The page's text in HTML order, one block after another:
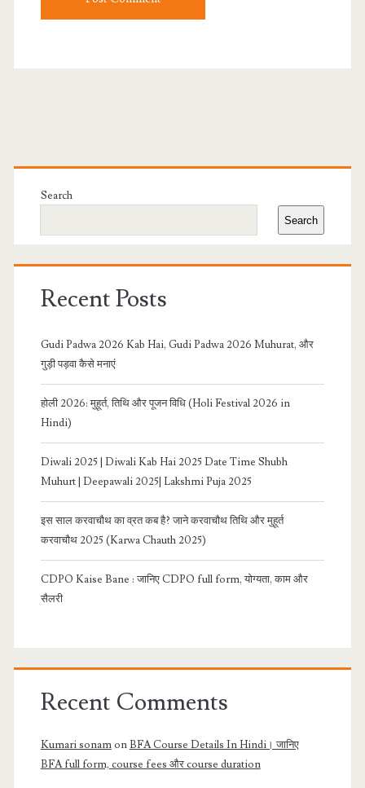
Primary
Sidebar
Search
Search
Recent Posts
Gudi Padwa 2026 Kab Hai, Gudi Padwa 2026 Muhurat, और
गुड़ी पड़वा कैसे मनाएं
होली 2026: मुहूर्त, तिथि और पूजन विधि (Holi Festival 2026 in
Hindi)
Diwali 2025 | Diwali Kab Hai 2025 Date Time Shubh
Muhurt | Deepawali 2025| Lakshmi Puja 2025
इस साल करवाचौथ का व्रत कब है? जाने करवाचौथ तिथि और मुहूर्त
करवाचौथ 2025 (Karwa Chauth 2025)
CDPO Kaise Bane : जानिए CDPO full form, योग्यता, काम और
सैलरी
Recent Comments
Kumari sonamonBFA Course Details In Hindi। जानिए
BFA full form, course fees और course duration